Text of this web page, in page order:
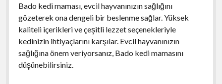
Bado kedi maması, evcil hayvanınızın sağlığını
gözeterek ona dengeli bir beslenme sağlar. Yüksek
kaliteli içerikleri ve çeşitli lezzet seçenekleriyle
kedinizin ihtiyaçlarını karşılar. Evcil hayvanınızın
sağlığına önem veriyorsanız, Bado kedi mamasını
düşünebilirsiniz.